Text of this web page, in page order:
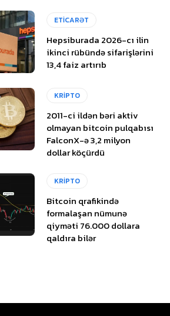
ETİCARƏT
Hepsiburada 2026-cı ilin
ikinci rübündə sifarişlərini
13,4 faiz artırıb
KRİPTO
2011-ci ildən bəri aktiv
olmayan bitcoin pulqabısı
FalconX-ə 3,2 milyon
dollar köçürdü
KRİPTO
Bitcoin qrafikində
formalaşan nümunə
qiyməti 76.000 dollara
qaldıra bilər